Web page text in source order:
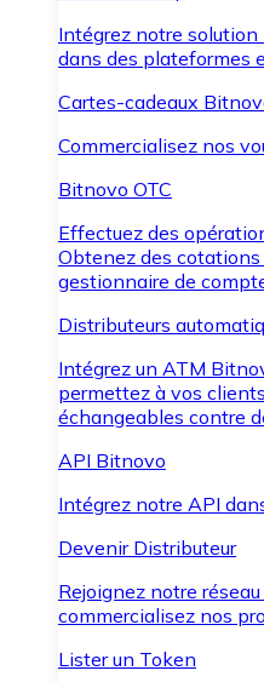
Intégrez notre
dans des plateformes
Cartes-cadeaux
Commercialisez nos
Bitnovo OTC
Effectuez des
Obtenez des
gestionnaire de
Distributeurs
Intégrez un ATM
permettez à vos
échangeables contre
API Bitnovo
Intégrez notre API
Devenir Distributeur
Rejoignez notre
commercialisez nos
Lister un Token